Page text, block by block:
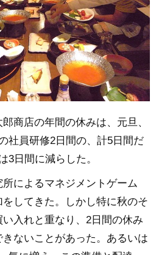
商店の年間の休みは、元旦、
社員研修2日間の、計5日間だ
3日間に減らした。
によるマネジメントゲーム
してきた。しかし特に秋のそ
入れと重なり、2日間の休み
ないことがあった。あるいは